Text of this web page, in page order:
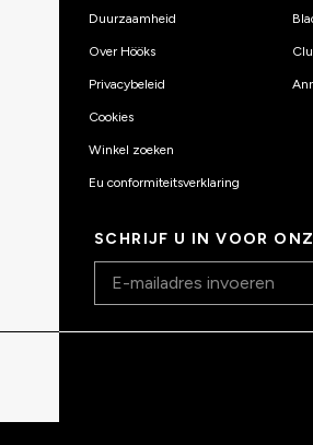
Duurzaamheid
Over Hööks
Privacybeleid
Cookies
Winkel zoeken
Eu conformiteitsverklaring
SCHRIJF U IN VOOR